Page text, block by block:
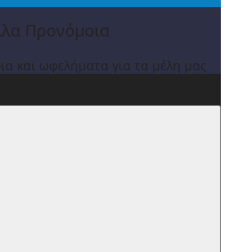
Προνόμοια
και ωφελήματα για τα μέλη μας